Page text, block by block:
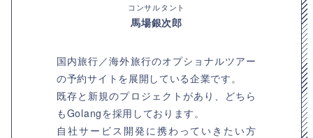
コンサルタント
馬場銀次郎
国内旅行／海外旅行のオプショナルツアー
の予約サイトを展開している企業です。
既存と新規のプロジェクトがあり、どちら
もGolangを採用しております。
自社サービス開発に携わっていきたい方